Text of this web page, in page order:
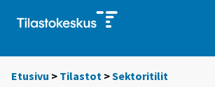
Etusivu > Tilastot >Sektoritilit